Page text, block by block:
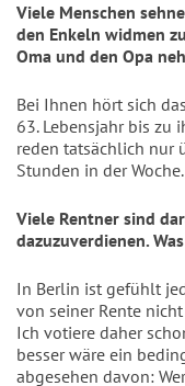
Viele Menschen
den Enkeln widmen
Oma und den Opa
Bei Ihnen hört sich
63. Lebensjahr bis zu
reden tatsächlich nur
Stunden in der
Viele Rentner sind
dazuzuverdienen.
In Berlin ist gefühlt
von seiner Rente
Ich votiere daher
besser wäre ein
abgesehen davon: